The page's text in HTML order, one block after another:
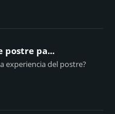
postre pa...
experiencia del postre?